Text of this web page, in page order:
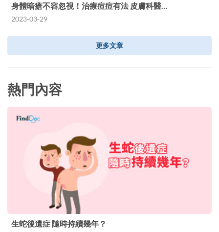
身體暗瘡不容忽視！治療痘痘有法 皮膚科醫…
2023-03-29
更多文章
熱門內容
生蛇後遺症 隨時持續幾年？